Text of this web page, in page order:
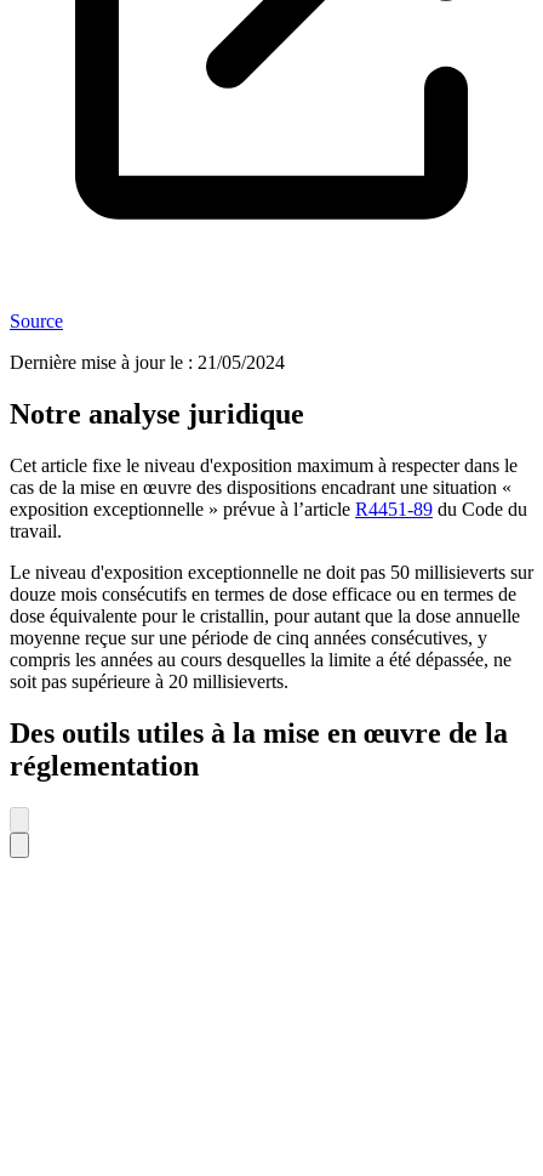
Source
Dernière mise à jour le : 21/05/2024
Notre analyse juridique
Cet article fixe le niveau d'exposition maximum à respecter dans le
cas de la mise en œuvre des dispositions encadrant une situation «
exposition exceptionnelle » prévue à l’article R4451-89 du Code du
travail.
Le niveau d'exposition exceptionnelle ne doit pas 50 millisieverts sur
douze mois consécutifs en termes de dose efficace ou en termes de
dose équivalente pour le cristallin, pour autant que la dose annuelle
moyenne reçue sur une période de cinq années consécutives, y
compris les années au cours desquelles la limite a été dépassée, ne
soit pas supérieure à 20 millisieverts.
Des outils utiles à la mise en œuvre de la
réglementation